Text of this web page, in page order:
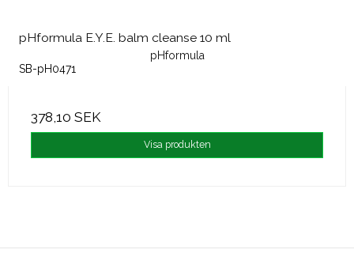
pHformula E.Y.E. balm cleanse 10 ml
pHformula
SB-pH0471
378,10 SEK
Visa produkten